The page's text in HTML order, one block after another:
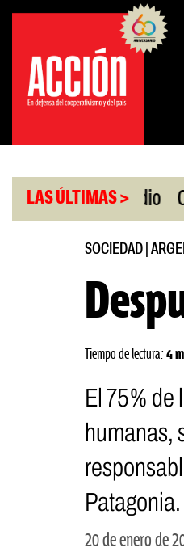
Saltar
contenido
LAS ÚLTIMAS >
Oriente Medio Caputo
SOCIEDAD|
Tiempo de lectura: 4
El 75% de
humanas,
Patagonia.
20 de enero de